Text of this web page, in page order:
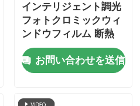
インテリジェント調光
フォトクロミックウィ
ンドウフィルム 断熱
省エネ
お問い合わせを送信